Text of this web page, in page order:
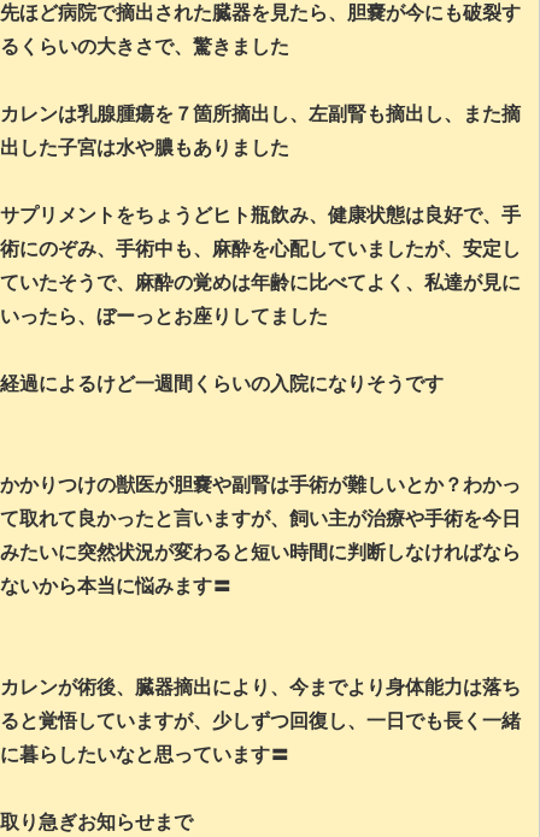
先ほど病院で摘出された臓器を見たら、胆嚢が今にも破裂す
るくらいの大きさで、驚きました
カレンは乳腺腫瘍を７箇所摘出し、左副腎も摘出し、また摘
出した子宮は水や膿もありました
サプリメントをちょうどヒト瓶飲み、健康状態は良好で、手
術にのぞみ、手術中も、麻酔を心配していましたが、安定し
ていたそうで、麻酔の覚めは年齢に比べてよく、私達が見に
いったら、ぼーっとお座りしてました
経過によるけど一週間くらいの入院になりそうです
かかりつけの獣医が胆嚢や副腎は手術が難しいとか？わかっ
て取れて良かったと言いますが、飼い主が治療や手術を今日
みたいに突然状況が変わると短い時間に判断しなければなら
ないから本当に悩みます〓
カレンが術後、臓器摘出により、今までより身体能力は落ち
ると覚悟していますが、少しずつ回復し、一日でも長く一緒
に暮らしたいなと思っています〓
取り急ぎお知らせまで